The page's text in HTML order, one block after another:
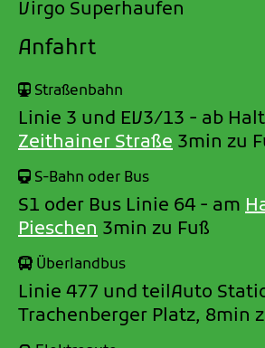
Virgo Superhaufen
Anfahrt
Straßenbahn
Linie 3 und EV3/13 - ab
Zeithainer Straße 3min zu
S-Bahn oder Bus
S1 oder Bus Linie 64 - am
Pieschen 3min zu Fuß
Überlandbus
Linie 477 und teilAuto
Trachenberger Platz, 8min